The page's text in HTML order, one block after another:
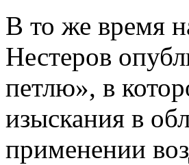
В то же время
Нестеров
петлю», в
изыскания в
применении